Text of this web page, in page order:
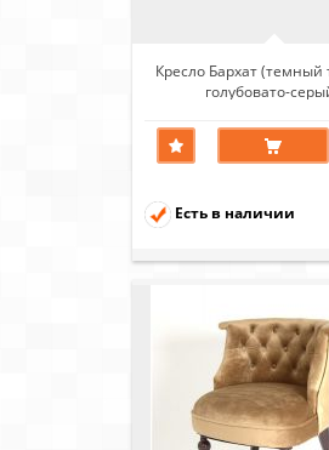
Кресло Бархат (темный
голубовато-
Есть в наличии